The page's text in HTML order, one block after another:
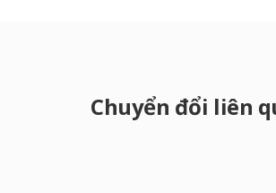
Chuyển đổi liên